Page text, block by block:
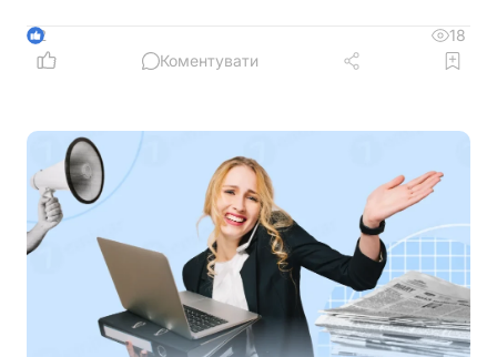
ввізного мита на поставки, що фінансуються
іноземними державами, міжнародними
підприємств, які зможуть скористатися такими
пільгами
2
18
Коментувати